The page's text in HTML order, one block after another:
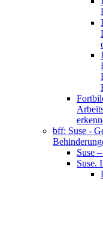
bff: Suse -
Suse
Suse.